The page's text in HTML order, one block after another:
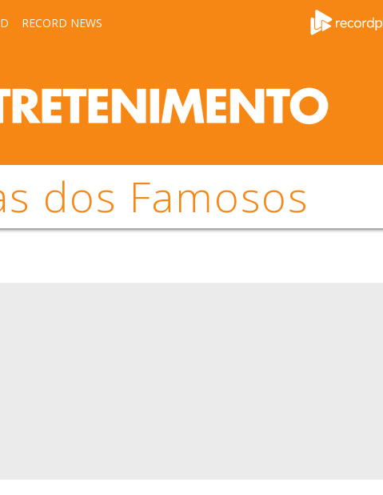
RECORD NEWS
dos Famosos